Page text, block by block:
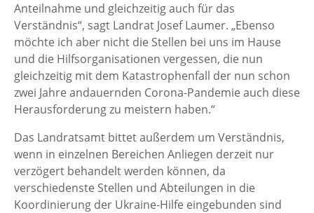
Anteilnahme und gleichzeitig auch für das
Verständnis“, sagt Landrat Josef Laumer. „Ebenso
möchte ich aber nicht die Stellen bei uns im Hause
und die Hilfsorganisationen vergessen, die nun
gleichzeitig mit dem Katastrophenfall der nun schon
zwei Jahre andauernden Corona-Pandemie auch diese
Herausforderung zu meistern haben.“
Das Landratsamt bittet außerdem um Verständnis,
wenn in einzelnen Bereichen Anliegen derzeit nur
verzögert behandelt werden können, da
verschiedenste Stellen und Abteilungen in die
Koordinierung der Ukraine-Hilfe eingebunden sind